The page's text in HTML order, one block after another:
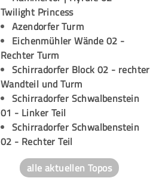
Twilight Princess
Azendorfer Turm
Eichenmühler Wände 02 -
Rechter Turm
Schirradorfer Block 02 - rechter
Wandteil und Turm
Schirradorfer Schwalbenstein
01 - Linker Teil
Schirradorfer Schwalbenstein
02 - Rechter Teil
alle aktuellen Topos